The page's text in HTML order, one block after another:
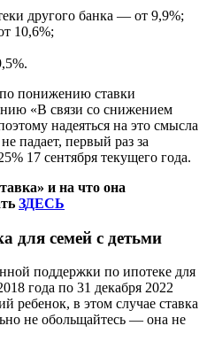
другого банка — от 9,9%;
10,6%;
понижению ставки
«В связи со снижением
надеяться на это смысла
падает, первый раз за
17 сентября текущего года.
и на что она
ЗДЕСЬ
для семей с детьми
поддержки по ипотеке для
года по 31 декабря 2022
ребенок, в этом случае ставка
не обольщайтесь — она не